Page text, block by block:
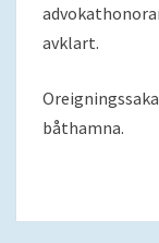
avklart.
båthamna.